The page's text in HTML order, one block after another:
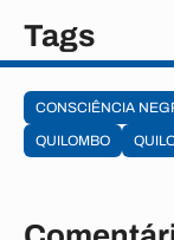
Tags
CONSCIÊNCIA
QUILOMBO